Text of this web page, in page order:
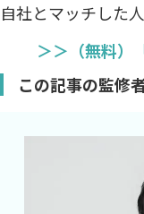
自社とマッチした
＞＞（無料）
この記事の監修